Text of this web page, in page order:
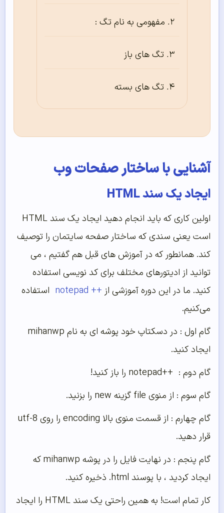
مفهومی به نام تگ :
تگ های باز
تگ های بسته
آشنایی با ساختار صفحات وب
ایجاد یک سند HTML
اولین کاری که باید انجام دهید ایجاد یک سند HTML
است یعنی سندی که ساختار صفحه سایتمان را توصیف
کند. همانطور که در آموزش های قبل هم گفتیم ، می
توانید از ادیتورهای مختلف برای کد نویسی استفاده
کنید. ما در این دوره آموزشی از ++ notepad
استفاده
می‌کنیم.
گام اول : در دسکتاپ خود پوشه ای به نام mihanwp
ایجاد کنید.
گام دوم : ++notepad را باز کنید!
گام سوم : از منوی file گزینه new را بزنید.
گام چهارم : از قسمت منوی بالا encoding را روی utf-8
قرار دهید.
گام پنجم : در نهایت فایل را در پوشه mihanwp که
ایجاد کردید ، با پوسند html. ذخیره کنید.
کار تمام است! به همین راحتی یک سند HTML را ایجاد